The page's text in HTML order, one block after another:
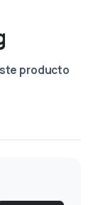
producto